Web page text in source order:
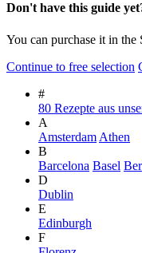
Don't have this guide
You can purchase it in
Continue to free selection
#
80 Rezepte aus
A
Amsterdam Athen
B
Barcelona Basel
D
Dublin
E
Edinburgh
F